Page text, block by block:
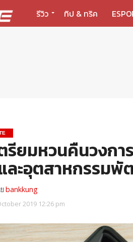
รีวิว ทิป & ทริค
รียมหวนคืนวงก
ะอุตสาหกรรมพั
bankkung
2019 12:26 pm